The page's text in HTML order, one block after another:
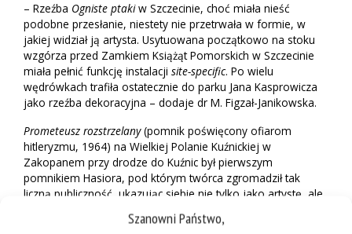
Szanowni Państwo,
– Rzeźba Ogniste ptakiw Szczecinie, choć miała nieść
podobne przesłanie, niestety nie przetrwała w formie, w
jakiej widział ją artysta. Usytuowana początkowo na stoku
wzgórza przed Zamkiem Książąt Pomorskich w Szczecinie
miała pełnić funkcję instalacji site-specific. Po wielu
wędrówkach trafiła ostatecznie do parku Jana Kasprowicza
jako rzeźba dekoracyjna – dodaje dr M. Figzał-Janikowska.
Prometeusz rozstrzelany(pomnik poświęcony ofiarom
hitleryzmu, 1964) na Wielkiej Polanie Kuźnickiej w
Zakopanem przy drodze do Kuźnic był pierwszym
pomnikiem Hasiora, pod którym twórca zgromadził tak
liczną publiczność, ukazując siebie nie tylko jako artystę, ale
też demiurga uruchamiającego wyobraźnię widzów,
wpływającego na odbiór dzieła. Zachowana dokumentacja